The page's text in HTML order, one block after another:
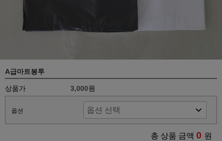
A급마트봉투
상품가 3,000원
옵션
총 상품 금액 0 원